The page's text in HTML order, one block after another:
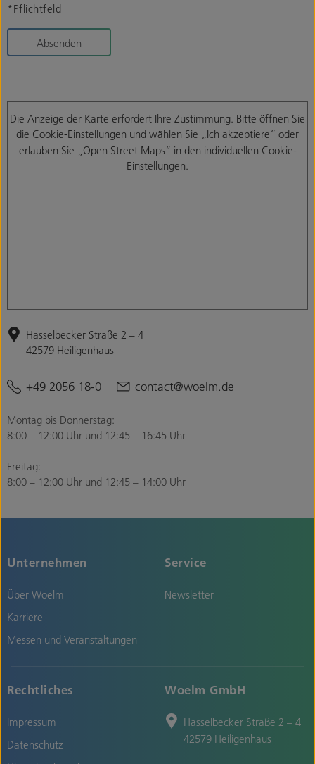
*Pflichtfeld
Absenden
Die Anzeige der Karte erfordert Ihre Zustimmung. Bitte öffnen Sie
die Cookie-Einstellungen und wählen Sie „Ich akzeptiere“ oder
erlauben Sie „Open Street Maps“ in den individuellen Cookie-
Einstellungen.
Hasselbecker Straße 2 – 4
42579 Heiligenhaus
+49 2056 18-0 contact@woelm.de
Montag bis Donnerstag:
8:00 – 12:00 Uhr und 12:45 – 16:45 Uhr
Freitag:
8:00 – 12:00 Uhr und 12:45 – 14:00 Uhr
Unternehmen
Über Woelm
Karriere
Messen und Veranstaltungen
Service
Newsletter
Rechtliches
Impressum
Datenschutz
Woelm GmbH
Hasselbecker Straße 2 – 4
42579 Heiligenhaus